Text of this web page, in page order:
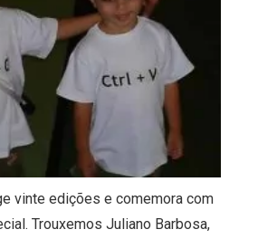
vinte edições e comemora com
Trouxemos Juliano Barbosa,